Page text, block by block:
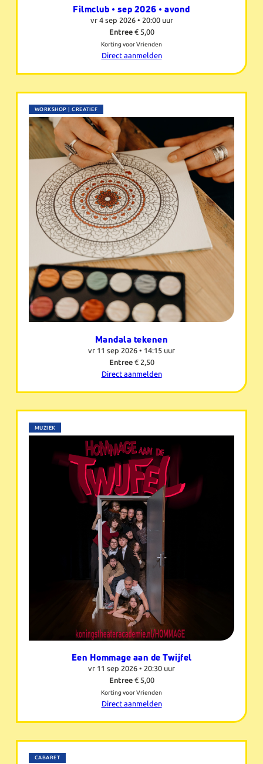
Filmclub • sep 2026 • avond
vr 4 sep 2026 • 20:00 uur
Entree€ 5,00
Korting voor Vrienden
Direct aanmelden
WORKSHOP | CREATIEF
Mandala tekenen
vr 11 sep 2026 • 14:15 uur
Entree€ 2,50
Direct aanmelden
MUZIEK
Een Hommage aan de Twijfel
vr 11 sep 2026 • 20:30 uur
Entree€ 5,00
Korting voor Vrienden
Direct aanmelden
CABARET